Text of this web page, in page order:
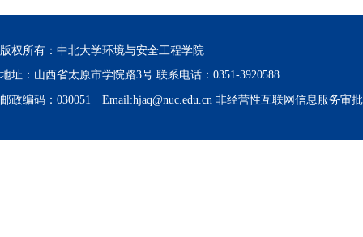
版权所有：中北大学环境与安全工程学院
地址：山西省太原市学院路3号 联系电话：0351-3920588
邮政编码：030051 Email:hjaq@nuc.edu.cn 非经营性互联网信息服务审